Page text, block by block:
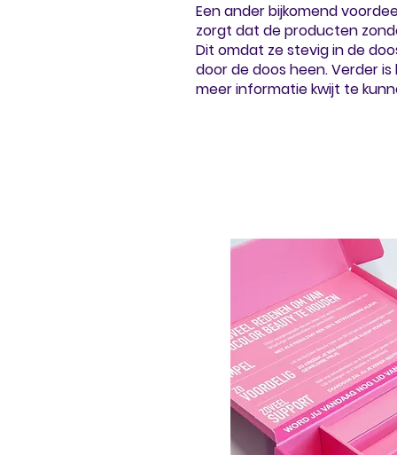
Een anderbijkomend
zorgt dat de producten
Dit omdat ze stevig in de
door de doos heen. Verder
meer informatie kwijt te